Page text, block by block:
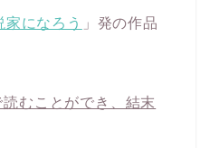
家になろう
」発の作品
むことができ、結末